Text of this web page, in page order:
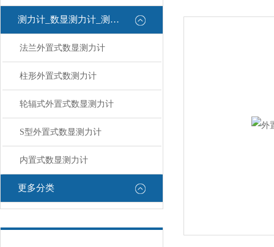
测力计_数显测力计_测力计
法兰外置式数显测力计
柱形外置式数测力计
轮辐式外置式数显测力计
S型外置式数显测力计
内置式数显测力计
更多分类